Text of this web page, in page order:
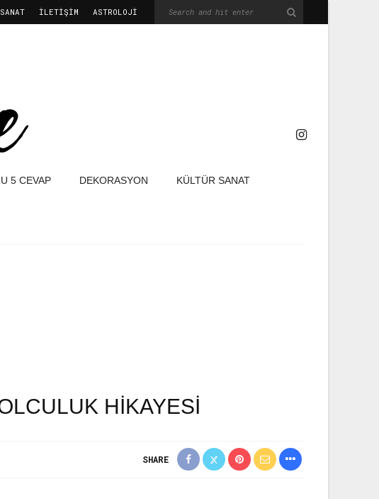
İLETIŞIM ASTROLOJİ
5 CEVAP DEKORASYON KÜLTÜR SANAT
HİKAYESİ
SHARE